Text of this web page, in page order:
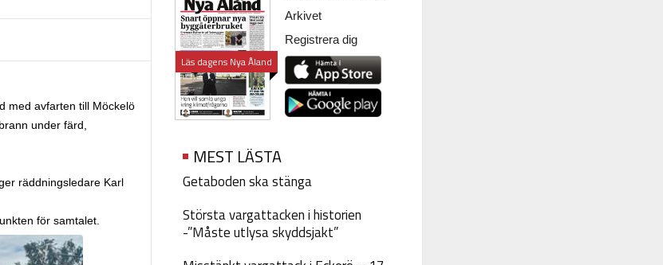
med avfarten till Möckelö
under färd,
räddningsledare Karl
för samtalet.
Läs dagens Nya Åland
Arkivet
Registrera dig
MEST LÄSTA
Getaboden ska stänga
Största vargattacken i historien
-”Måste utlysa skyddsjakt”